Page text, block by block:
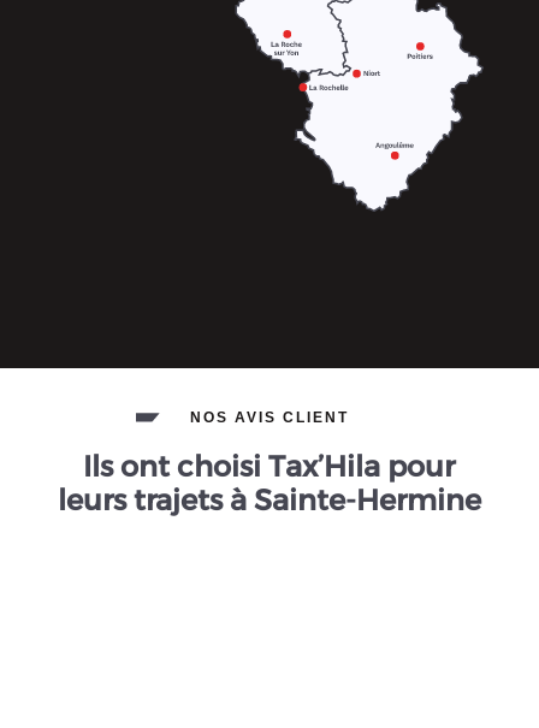
NOS AVIS CLIENT
Ils ont choisi Tax’Hila pour
leurs trajets à Sainte-Hermine